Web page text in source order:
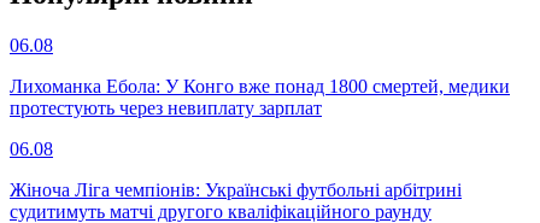
06.08
Лихоманка Ебола: У Конго вже понад 1800 смертей, медики
протестують через невиплату зарплат
06.08
Жіноча Ліга чемпіонів: Українські футбольні арбітрині
судитимуть матчі другого кваліфікаційного раунду